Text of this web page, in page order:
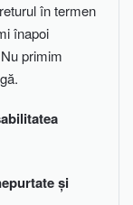
în termen
înapoi
primim
și